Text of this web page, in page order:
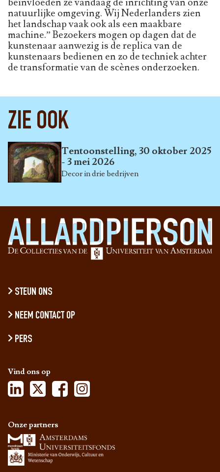
natuurlijke omgeving. Wij Nederlanders zien
het landschap vaak ook als een maakbare
machine.” Bezoekers mogen op dagen dat de
kunstenaar aanwezig is de replica van de
kunstenaars bedienen en zo de techniek achter
de transformatie van de scènes onderzoeken.
ZIE OOK
Tentoonstelling, 30 oktober 2025
- 3 mei 2026
Decor in drie bedrijven
STEUN ONS
NEEM CONTACT OP
PERS
Vind ons op
Onze partners